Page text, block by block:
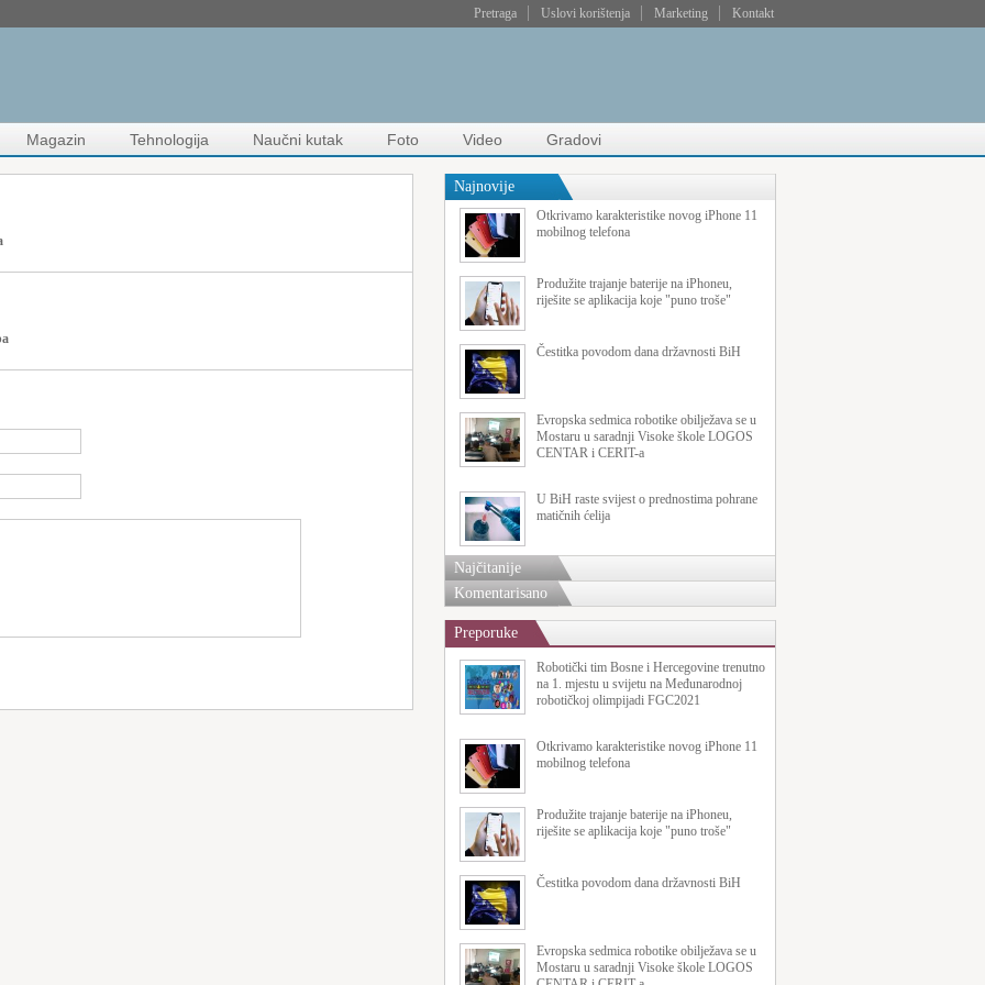
Pretraga Uslovi korištenja Marketing Kontakt
Magazin Tehnologija Naučni kutak Foto Video Gradovi
Najnovije
Otkrivamo karakteristike novog iPhone 11
mobilnog telefona
Produžite trajanje baterije na iPhoneu,
riješite se aplikacija koje "puno troše"
Čestitka povodom dana državnosti BiH
Evropska sedmica robotike obilježava se u
Mostaru u saradnji Visoke škole LOGOS
CENTAR i CERIT-a
U BiH raste svijest o prednostima pohrane
matičnih ćelija
Najčitanije
Komentarisano
Preporuke
Robotički tim Bosne i Hercegovine trenutno
na 1. mjestu u svijetu na Međunarodnoj
robotičkoj olimpijadi FGC2021
Otkrivamo karakteristike novog iPhone 11
mobilnog telefona
Produžite trajanje baterije na iPhoneu,
riješite se aplikacija koje "puno troše"
Čestitka povodom dana državnosti BiH
Evropska sedmica robotike obilježava se u
Mostaru u saradnji Visoke škole LOGOS